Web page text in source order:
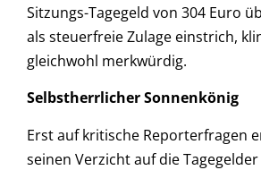
Sitzungs-Tagegeld von 304 Euro
als steuerfreie Zulage einstrich,
gleichwohl merkwürdig.
Selbstherrlicher Sonnenkönig
Erst auf kritische Reporterfragen
seinen Verzicht auf die